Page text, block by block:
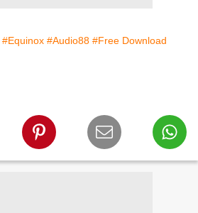
#Equinox #Audio88 #Free Download